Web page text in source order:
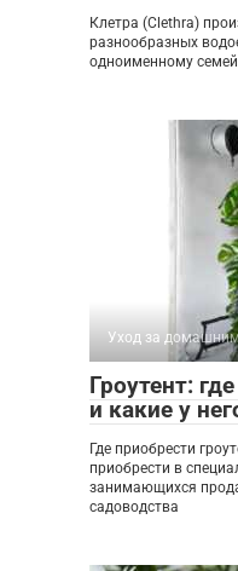
Клетра (Clethra)
разнообразных
одноименному
Уход за
Гроутент:
и какие у
Где приобрести
приобрести в
занимающихся
садоводства